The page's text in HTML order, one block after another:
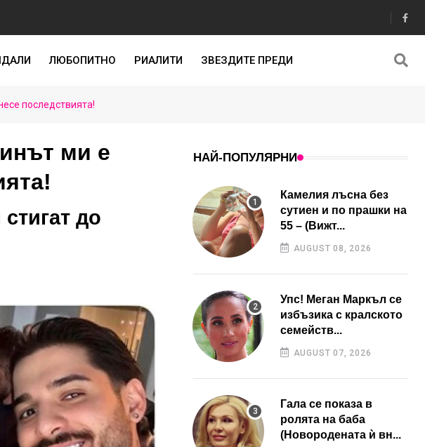
ЛЮБОПИТНО РИАЛИТИ ЗВЕЗДИТЕ ПРЕДИ
последствията!
ми е
до
НАЙ-ПОПУЛЯРНИ
Камелия лъсна без
сутиен и по прашки на
55 – (Вижт...
AUGUST 08, 2026
Упс! Меган Маркъл се
избъзика с кралското
семейств...
AUGUST 07, 2026
Гала се показа в
ролята на баба
(Новородената ѝ вн...